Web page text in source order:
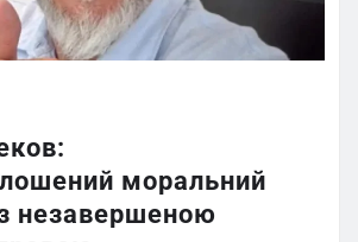
моральний
незавершеною